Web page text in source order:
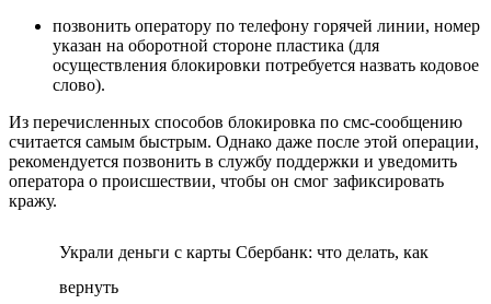
позвонить оператору по телефону горячей линии, номер
указан на оборотной стороне пластика (для
осуществления блокировки потребуется назвать кодовое
слово).
Из перечисленных способов блокировка по смс-сообщению
считается самым быстрым. Однако даже после этой операции,
рекомендуется позвонить в службу поддержки и уведомить
оператора о происшествии, чтобы он смог зафиксировать
кражу.
Украли деньги с карты Сбербанк: что делать, как
вернуть